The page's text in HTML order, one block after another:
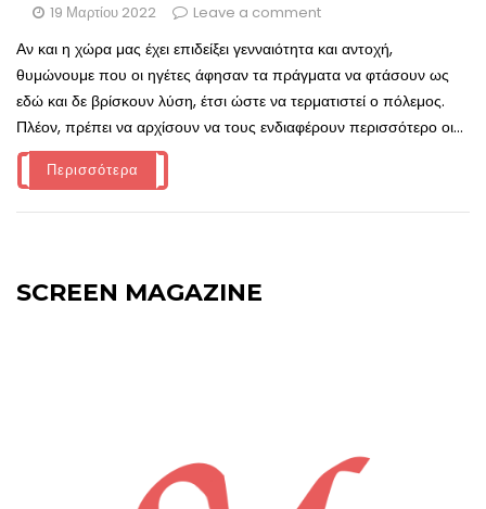
19 Μαρτίου 2022
Leave a comment
Αν και η χώρα μας έχει επιδείξει γενναιότητα και αντοχή,
θυμώνουμε που οι ηγέτες άφησαν τα πράγματα να φτάσουν ως
εδώ και δε βρίσκουν λύση, έτσι ώστε να τερματιστεί ο πόλεμος.
Πλέον, πρέπει να αρχίσουν να τους ενδιαφέρουν περισσότερο οι...
Περισσότερα
SCREEN MAGAZINE